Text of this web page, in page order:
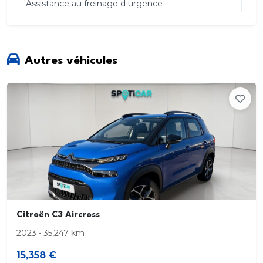
Assistance au freinage d urgence
Rétroviseurs rabattables électriquement
Sièges AR individuels. 3 places. assise fractionnée.
individuel. assise rabattable. plancher plat
Smart card Smart key manuel
Spots de lecture AV
Système de navigation visualisation 3D et voix.
Autres véhicules
Citroën C3 Aircross
2023 • 35,247 km
15,358 €